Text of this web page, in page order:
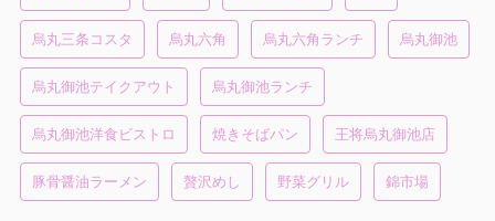
烏丸三条コスタ 烏丸六角 烏丸六角ランチ 烏丸御池
烏丸御池テイクアウト 烏丸御池ランチ
烏丸御池洋食ビストロ 焼きそばパン 王将烏丸御池店
豚骨醤油ラーメン 贅沢めし 野菜グリル 錦市場